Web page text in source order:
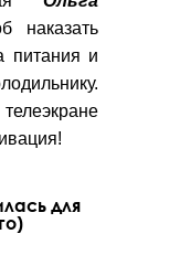
наказать
питания и
для